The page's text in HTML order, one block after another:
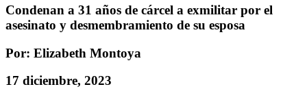
Condenan a 31 años de cárcel a exmilitar por el
asesinato y desmembramiento de su esposa
Por: Elizabeth Montoya
17 diciembre, 2023